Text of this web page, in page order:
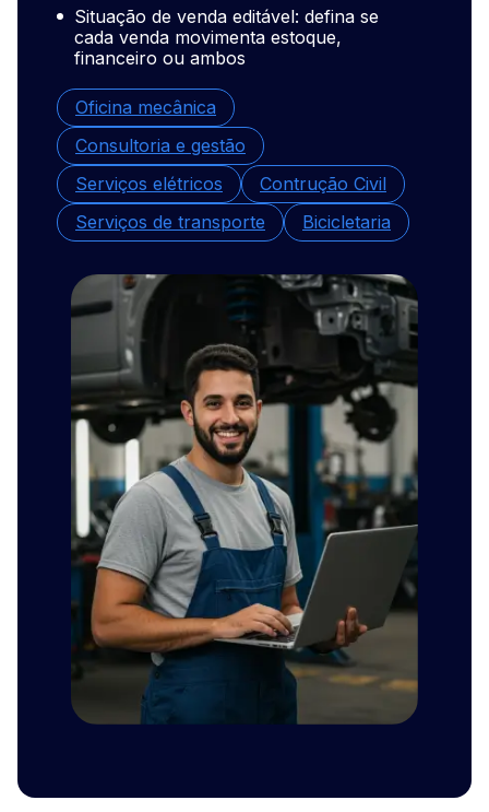
Situação de venda editável: defina se
cada venda movimenta estoque,
financeiro ou ambos
Oficina mecânica
Consultoria e gestão
Serviços elétricos
Contrução Civil
Serviços de transporte
Bicicletaria